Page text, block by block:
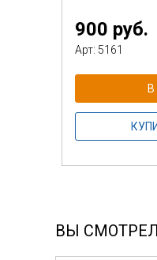
900 руб.
Арт: 5161
В
ВЫ